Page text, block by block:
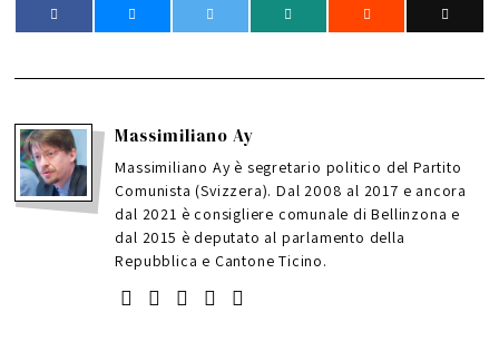
Massimiliano Ay
Massimiliano Ay è segretario politico del Partito
Comunista (Svizzera). Dal 2008 al 2017 e ancora
dal 2021 è consigliere comunale di Bellinzona e
dal 2015 è deputato al parlamento della
Repubblica e Cantone Ticino.